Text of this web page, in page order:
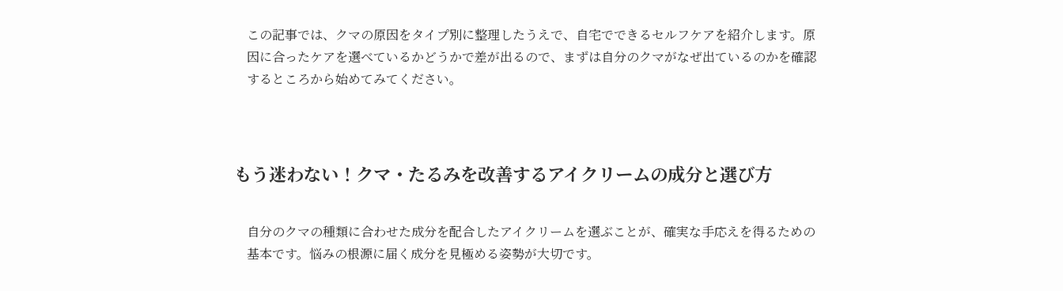
この記事では、クマの原因をタイプ別に整理したうえで、自宅でできるセルフケアを紹介します。原
因に合ったケアを選べているかどうかで差が出るので、まずは自分のクマがなぜ出ているのかを確認
するところから始めてみてください。
もう迷わない！クマ・たるみを改善するアイクリームの成分と選び方
自分のクマの種類に合わせた成分を配合したアイクリームを選ぶことが、確実な手応えを得るための
基本です。悩みの根源に届く成分を見極める姿勢が大切です。